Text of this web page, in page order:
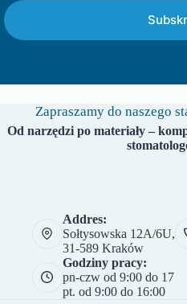
Zapraszamy do naszego
Od narzędzi po materiały –
Addres:
Sołtysowska 12A/6U,
31-589 Kraków
Godziny pracy:
pn-czw od 9:00 do 17
pt. od 9:00 do 16:00